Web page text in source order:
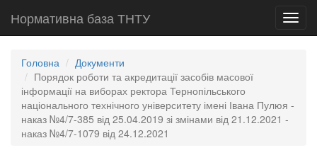
Нормативна база ТНТУ
Головна
Документи
Порядок роботи та акредитації засобів масової
інформації на виборах ректора Тернопільського
національного технічного університету імені Івана Пулюя -
наказ №4/7-385 від 25.04.2019 зі змінами від 21.12.2021 -
наказ №4/7-1079 від 24.12.2021